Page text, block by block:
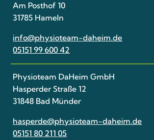
Am Posthof 10
31785 Hameln
info@physioteam-daheim.de
05151 99 600 42
Physioteam DaHeim GmbH
Hasperder Straße 12
31848 Bad Münder
hasperde@physioteam-daheim.de
05151 80 211 05